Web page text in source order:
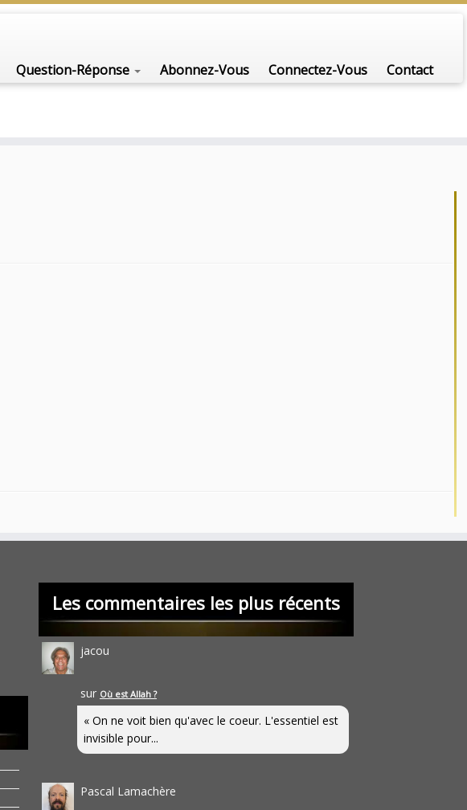
Question-Réponse Abonnez-Vous Connectez-Vous Contact
Les commentaires les plus récents
jacou
sur Où est Allah ?
« On ne voit bien qu'avec le coeur. L'essentiel est
invisible pour...
Pascal Lamachère